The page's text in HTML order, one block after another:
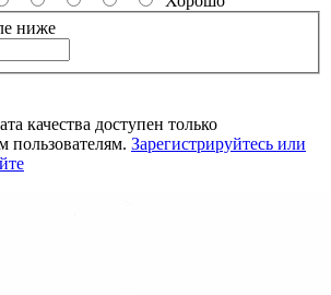
ниже
качества доступен только
пользователям. Зарегистрируйтесь или